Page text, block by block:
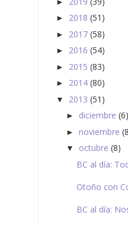
► 2018 (51)
► 2017 (58)
► 2016 (54)
► 2015 (83)
► 2014 (80)
▼ 2013 (51)
► diciembre (6)
► noviembre
▼ octubre (8)
BC al día:
Otoño con
BC al día: